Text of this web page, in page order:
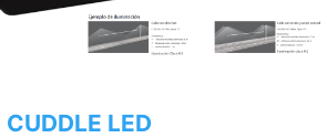
CUDDLE LED